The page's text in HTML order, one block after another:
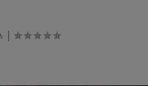
|